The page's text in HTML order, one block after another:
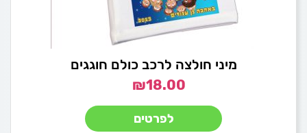
מיני חולצה לרכב כולם חוגגים
₪18.00
לפרטים